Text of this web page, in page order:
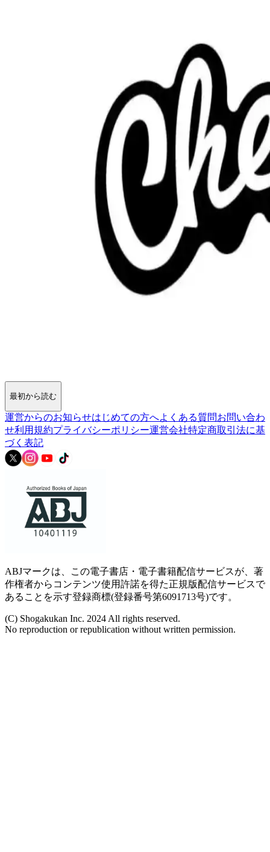
最初から読む
運営からのお知らせはじめての方へよくある質問お問い合わ
せ利用規約プライバシーポリシー運営会社特定商取引法に基
づく表記
ABJマークは、この電子書店・電子書籍配信サービスが、著
作権者からコンテンツ使用許諾を得た正規版配信サービスで
あることを示す登録商標(登録番号第6091713号)です。
(C) Shogakukan Inc. 2024 All rights reserved.
No reproduction or republication without written permission.